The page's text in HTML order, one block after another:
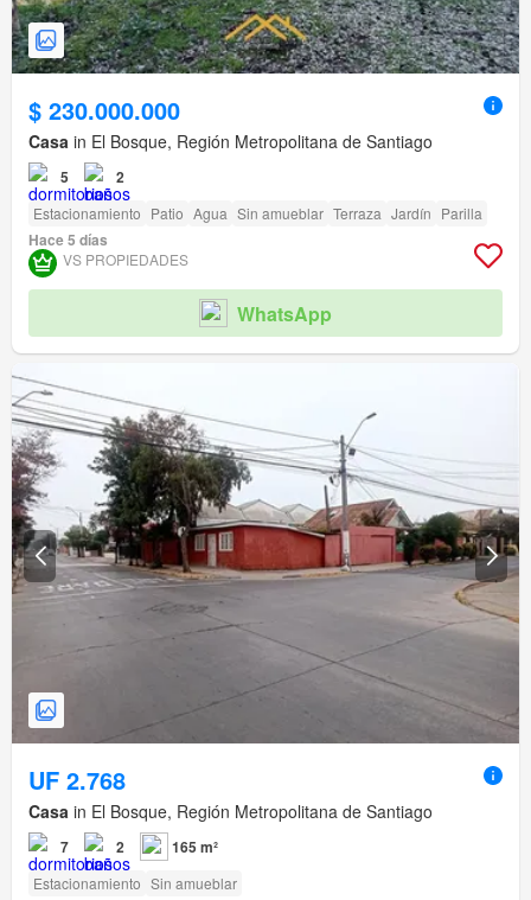
$ 230.000.000
Casa in El Bosque, Región Metropolitana de Santiago
5 2
Estacionamiento Patio Agua Sin amueblar Terraza Jardín Parilla
Hace 5 días
VS PROPIEDADES
WhatsApp
UF 2.768
Casa in El Bosque, Región Metropolitana de Santiago
7 2 165 m²
Estacionamiento Sin amueblar